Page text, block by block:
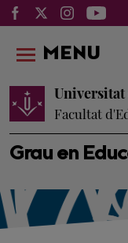
Grau en
Facultat
MENU